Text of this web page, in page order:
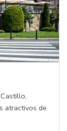
atractivos de